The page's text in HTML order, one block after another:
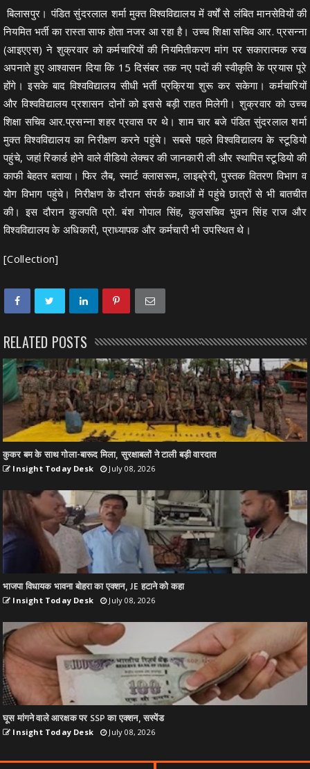
बिलासपुर। पंडित सुंदरलाल शर्मा मुक्त विश्वविद्यालय में वर्षों से लंबित मानसेवियों की
नियमित भर्ती का रास्ता साफ होता नजर आ रहा है। उच्च शिक्षा सचिव आर. प्रसन्ना
(आइएएस) ने शुक्रवार को कर्मचारियों की नियमितीकरण मांग पर सकारात्मक रुख
अपनाते हुए आश्वासन दिया कि 15 दिसंबर तक नए पदों की स्वीकृति के प्रयास पूरे
होंगे। इसके बाद विश्वविद्यालय सीधी भर्ती प्रक्रिया शुरू कर सकेगा। कर्मचारियों
और विश्वविद्यालय प्रशासन दोनों को इससे बड़ी राहत मिलेगी। शुक्रवार को उच्च
शिक्षा सचिव आर.प्रसन्ना शहर प्रवास पर थे। शाम चार बजे पंडित सुंदरलाल शर्मा
मुक्त विश्वविद्यालय का निरीक्षण करने पहुंचे। सबसे पहले विश्वविद्यालय के स्टूडियो
पहुंचे, जहां रिकार्ड होने वाले वीडियो लेक्चर की जानकारी ली और स्थापित स्टूडियो की
काफी बेहतर बताया। फिर लैब, स्मार्ट क्लासरूम, लाइब्रेरी, पुस्तक वितरण विभाग व
योग विभाग पहुंचे। निरीक्षण के दौरान संपर्क कक्षाओं में पहुंचे छात्रों से भी बातचीत
की। इस दौरान कुलपति प्रो. बंश गोपाल सिंह, कुलसचिव भुवन सिंह राज और
विश्वविद्यालय के अधिकारी, प्राध्यापक और कर्मचारी भी उपस्थित थे।
[Collection]
RELATED POSTS
कुकर बम के साथ गोला-बारूद मिला, सुरक्षाबलों ने टाली बड़ी वारदात
Insight Today Desk July 08, 2026
भाजपा विधायक भावना बोहरा का एक्शन, JE हटाने को कहा
Insight Today Desk July 08, 2026
घूस मांगने वाले आरक्षक पर SSP का एक्शन, सस्पेंड
Insight Today Desk July 08, 2026